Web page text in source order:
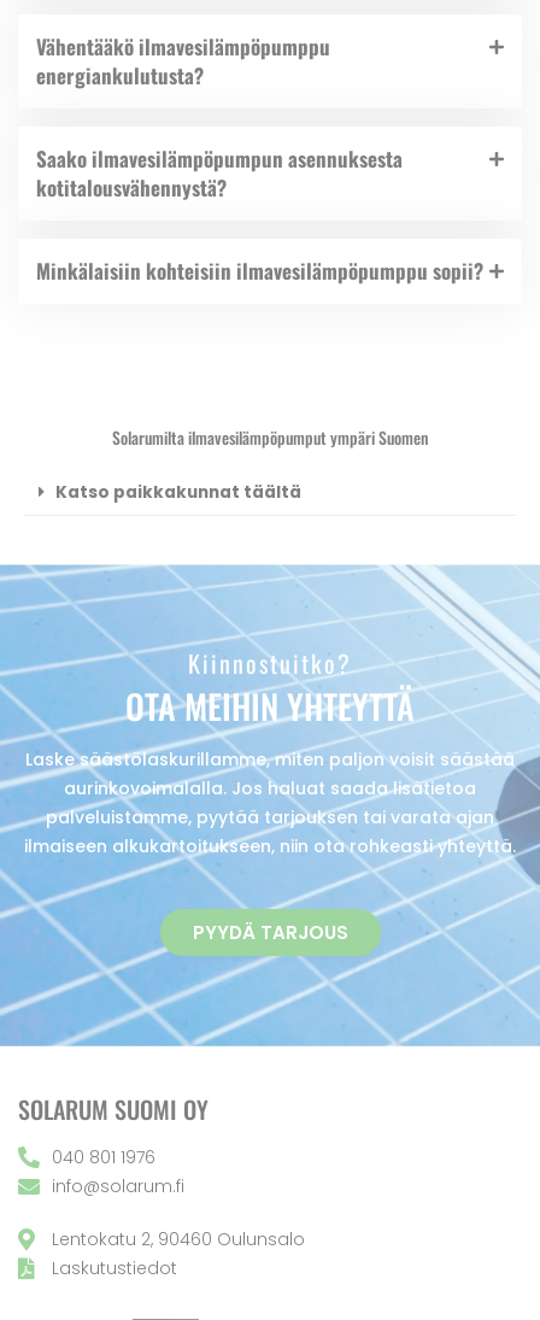
Vähentääkö ilmavesilämpöpumppu
energiankulutusta?
Saako ilmavesilämpöpumpun asennuksesta
kotitalousvähennystä?
Minkälaisiin kohteisiin ilmavesilämpöpumppu sopii?
Solarumilta ilmavesilämpöpumput ympäri Suomen
Katso paikkakunnat täältä
Kiinnostuitko?
OTA MEIHIN YHTEYTTÄ
Laske säästölaskurillamme, miten paljon voisit säästää
aurinkovoimalalla. Jos haluat saada lisätietoa
palveluistamme, pyytää tarjouksen tai varata ajan
ilmaiseen alkukartoitukseen, niin ota rohkeasti yhteyttä.
PYYDÄ TARJOUS
SOLARUM SUOMI OY
040 801 1976
info@solarum.fi
Lentokatu 2, 90460 Oulunsalo
Laskutustiedot